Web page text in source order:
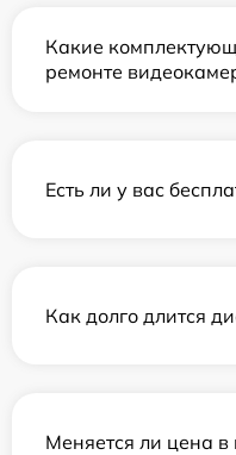
Какие
ремонте
Есть ли у вас
Как долго длится
Меняется ли цена в